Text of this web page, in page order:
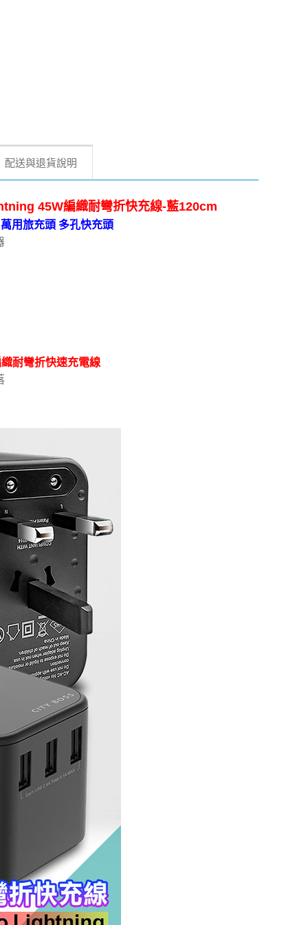
配送與退貨說明
45W編織耐彎折快充線-藍120cm
用旅充頭 多孔快充頭
耐彎折快速充電線